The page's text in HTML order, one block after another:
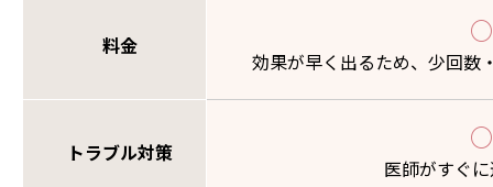
料金 ○
効果が早く出るため、少回数
トラブル対策 ○
医師がすぐ